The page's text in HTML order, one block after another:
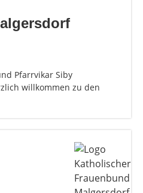
Pfarrvikar Siby
willkommen zu den